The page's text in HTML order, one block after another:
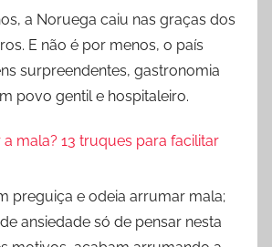
a Noruega caiu nas graças dos
E não é por menos, o país
surpreendentes, gastronomia
povo gentil e hospitaleiro.
mala? 13 truques para facilitar
preguiça e odeia arrumar mala;
ansiedade só de pensar nesta